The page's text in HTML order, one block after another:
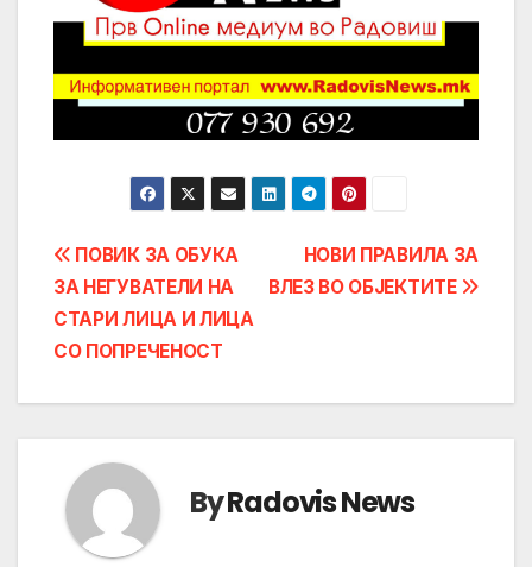
Post
navigation
НОВИ ПРАВИЛА ЗА
ВЛЕЗ ВО ОБЈЕКТИТЕ
ПОВИК ЗА ОБУКА
ЗА НЕГУВАТЕЛИ НА
СТАРИ ЛИЦА И ЛИЦА
СО ПОПРЕЧЕНОСТ
ByRadovis News